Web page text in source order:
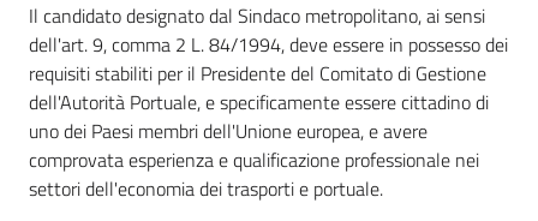
Il candidato designato dal Sindaco metropolitano, ai sensi
dell'art. 9, comma 2 L. 84/1994, deve essere in possesso dei
requisiti stabiliti per il Presidente del Comitato di Gestione
dell'Autorità Portuale, e specificamente essere cittadino di
uno dei Paesi membri dell'Unione europea, e avere
comprovata esperienza e qualificazione professionale nei
settori dell'economia dei trasporti e portuale.